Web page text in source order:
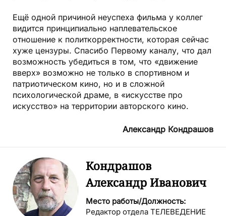
Ещё одной причиной неуспеха фильма у коллег
видится принципиально наплевательское
отношение к политкорректности, которая сейчас
хуже цензуры. Спасибо Первому каналу, что дал
возможность убедиться в том, что «движение
вверх» возможно не только в спортивном и
патриотическом кино, но и в сложной
психологической драме, в «искусстве про
искусство» на территории авторского кино.
Александр Кондрашов
Кондрашов
Александр Иванович
Место работы/Должность:
Редактор отдела ТЕЛЕВЕДЕНИЕ